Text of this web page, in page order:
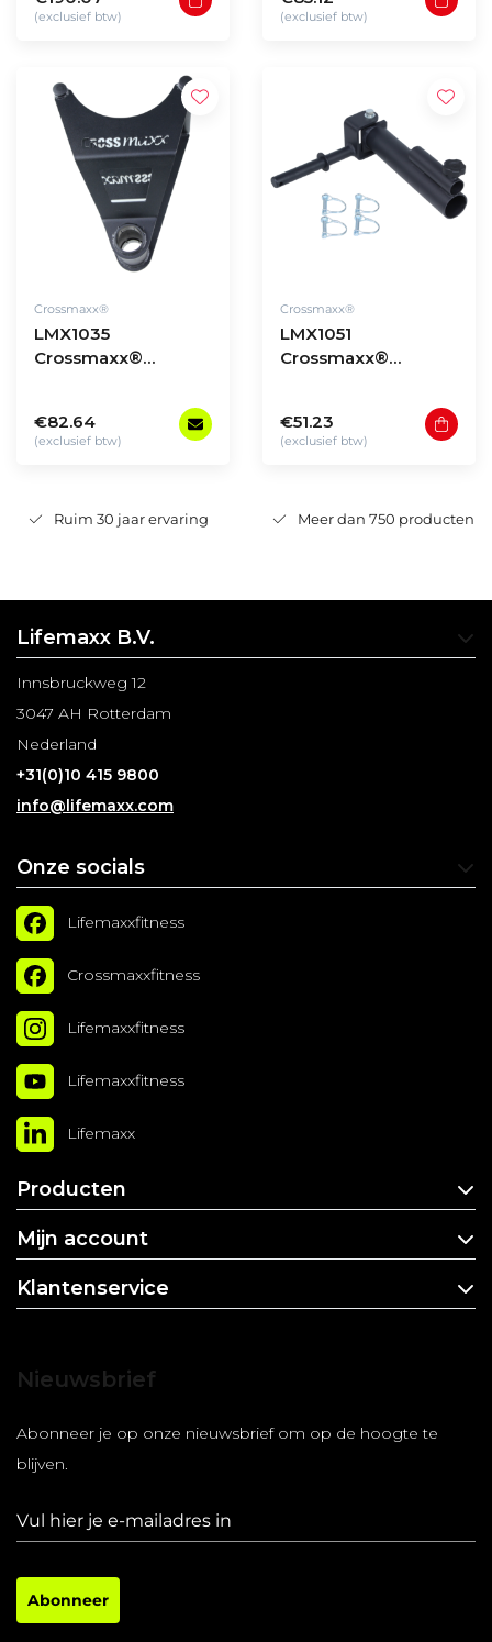
(exclusief btw) (exclusief btw)
Crossmaxx®
LMX1035
Crossmaxx®
€82.64
(exclusief btw)
Crossmaxx®
LMX1051
Crossmaxx®
€51.23
(exclusief btw)
Ruim 30 jaar ervaring Meer dan 750 producten
Lifemaxx B.V.
Innsbruckweg 12
3047 AH Rotterdam
Nederland
+31(0)10 415 9800
info@lifemaxx.com
Onze socials
Lifemaxxfitness
Crossmaxxfitness
Lifemaxxfitness
Lifemaxxfitness
Lifemaxx
Producten
Mijn account
Klantenservice
Nieuwsbrief
Abonneer je op onze nieuwsbrief om op de hoogte te
blijven.
Abonneer